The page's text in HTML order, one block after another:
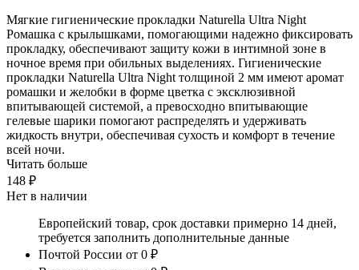
Мягкие гигиенические прокладки Naturella Ultra Night
Ромашка с крылышками, помогающими надежно фиксировать
прокладку, обеспечивают защиту кожи в интимной зоне в
ночное время при обильных выделениях. Гигиенические
прокладки Naturella Ultra Night толщиной 2 мм имеют аромат
ромашки и желобки в форме цветка с эксклюзивной
впитывающей системой, а превосходно впитывающие
гелевые шарики помогают распределять и удерживать
жидкость внутри, обеспечивая сухость и комфорт в течение
всей ночи.
Читать больше
148 ₽
Нет в наличии
Европейский товар, срок доставки примерно 14 дней,
требуется заполнить дополнительные данные
Почтой России от 0 ₽